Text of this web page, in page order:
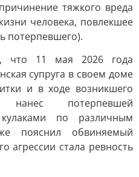
тяжкого вреда
человека, повлекшее
потерпевшего).
что 11 мая 2026 года
супруга в своем доме
и в ходе возникшего
нанес потерпевшей
по различным
пояснил обвиняемый
агрессии стала ревность